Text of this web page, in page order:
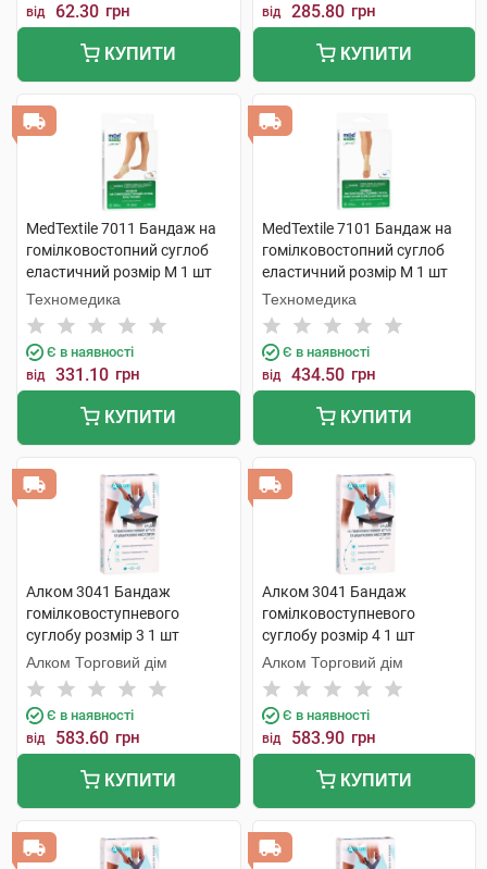
від 62.30 грн
КУПИТИ
від 285.80 грн
КУПИТИ
MedTextile 7011 Бандаж на
гомілковостопний суглоб
еластичний розмір M 1 шт
Техномедика
Є в наявності
від 331.10 грн
КУПИТИ
MedTextile 7101 Бандаж на
гомілковостопний суглоб
еластичний розмір M 1 шт
Техномедика
Є в наявності
від 434.50 грн
КУПИТИ
Алком 3041 Бандаж
гомілковоступневого
суглобу розмір 3 1 шт
Алком Торговий дім
Є в наявності
від 583.60 грн
КУПИТИ
Алком 3041 Бандаж
гомілковоступневого
суглобу розмір 4 1 шт
Алком Торговий дім
Є в наявності
від 583.90 грн
КУПИТИ